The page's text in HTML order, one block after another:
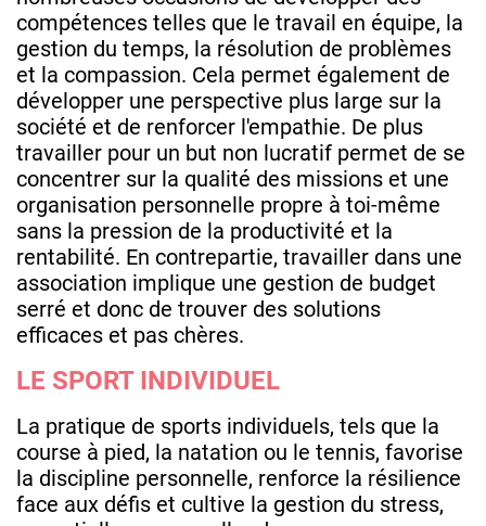
compétences telles que le travail en équipe, la
gestion du temps, la résolution de problèmes
et la compassion. Cela permet également de
développer une perspective plus large sur la
société et de renforcer l'empathie. De plus
travailler pour un but non lucratif permet de se
concentrer sur la qualité des missions et une
organisation personnelle propre à toi-même
sans la pression de la productivité et la
rentabilité. En contrepartie, travailler dans une
association implique une gestion de budget
serré et donc de trouver des solutions
efficaces et pas chères.
LE SPORT INDIVIDUEL
La pratique de sports individuels, tels que la
course à pied, la natation ou le tennis, favorise
la discipline personnelle, renforce la résilience
face aux défis et cultive la gestion du stress,